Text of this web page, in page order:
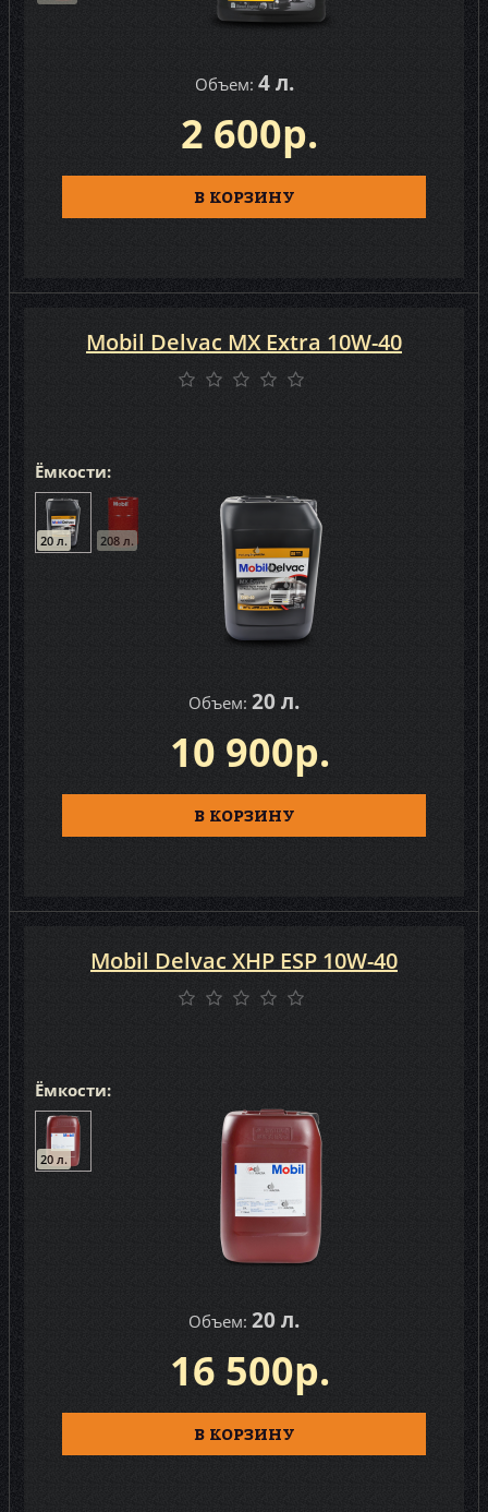
Объем: 4 л.
2 600р.
В КОРЗИНУ
Ёмкости:
20 л. 208 л.
Объем: 20 л.
Mobil Delvac MX Extra 10W-40
10 900р.
В КОРЗИНУ
Ёмкости:
20 л.
Объем: 20 л.
Mobil Delvac XНР ЕSP 10W-40
16 500р.
В КОРЗИНУ